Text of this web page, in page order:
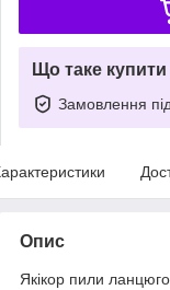
Що таке
Замовлення
Опис
Якікор пили